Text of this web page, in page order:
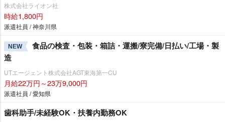
株式会社ライオン社
時給1,800円
派遣社員 / 神奈川県
NEW
食品の検査・包装・箱詰・運搬/寮完備/日払い/工場・製
造
UTエージェント株式会社AGT東海第一CU
月給22万円～23万9,000円
派遣社員 / 愛知県
歯科助手/未経験OK・扶養内勤務OK